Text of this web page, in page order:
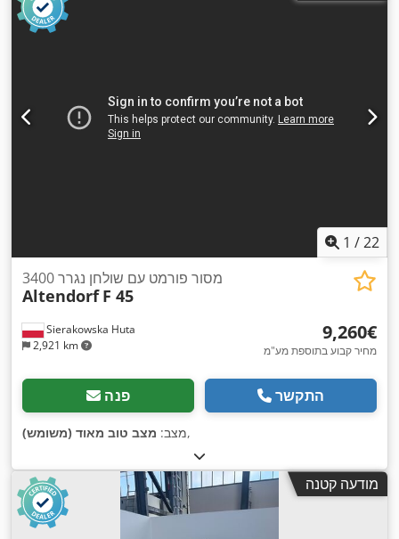
1 /22
Sierakowska Huta
2,921 km
מסור פורמט עם שולחן נגרר 3400
Altendorf F 45
‏9,260 ‏€
מחיר קבוע בתוספת מע"מ
פנה התקשר
מצב: מצב טוב מאוד (משומש) ,
מודעה קטנה